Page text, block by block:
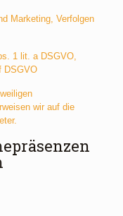
Marketing, Verfolgen
1 lit. a DSGVO,
DSGVO
wir auf die